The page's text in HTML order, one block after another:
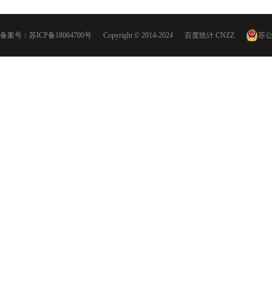
备案号： 苏ICP备18064700号 Copyright © 2014-2024 百度统计 CNZZ 苏